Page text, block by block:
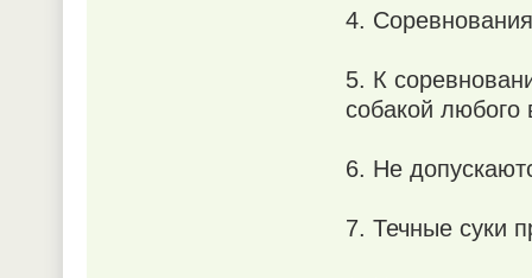
4.
5. К
собакой любого
6. Не
7. Течные суки